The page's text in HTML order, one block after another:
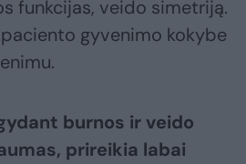
funkcijas, veido simetriją.
gyvenimo kokybe
burnos ir veido
prireikia labai